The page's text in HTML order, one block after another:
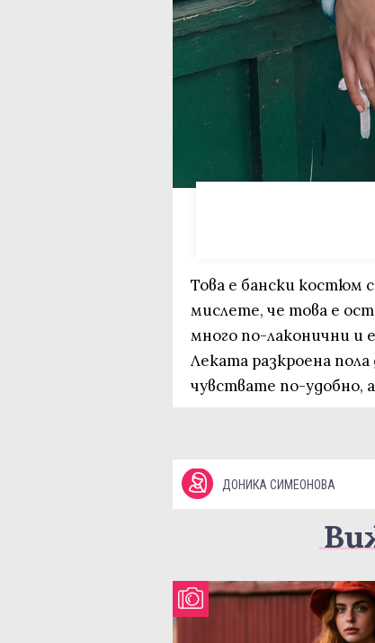
Това е бански костюм
мислете, че това е
много по-лаконични и
Леката разкроена
чувствате по-удобно,
ДОНИКА СИМЕОНОВА